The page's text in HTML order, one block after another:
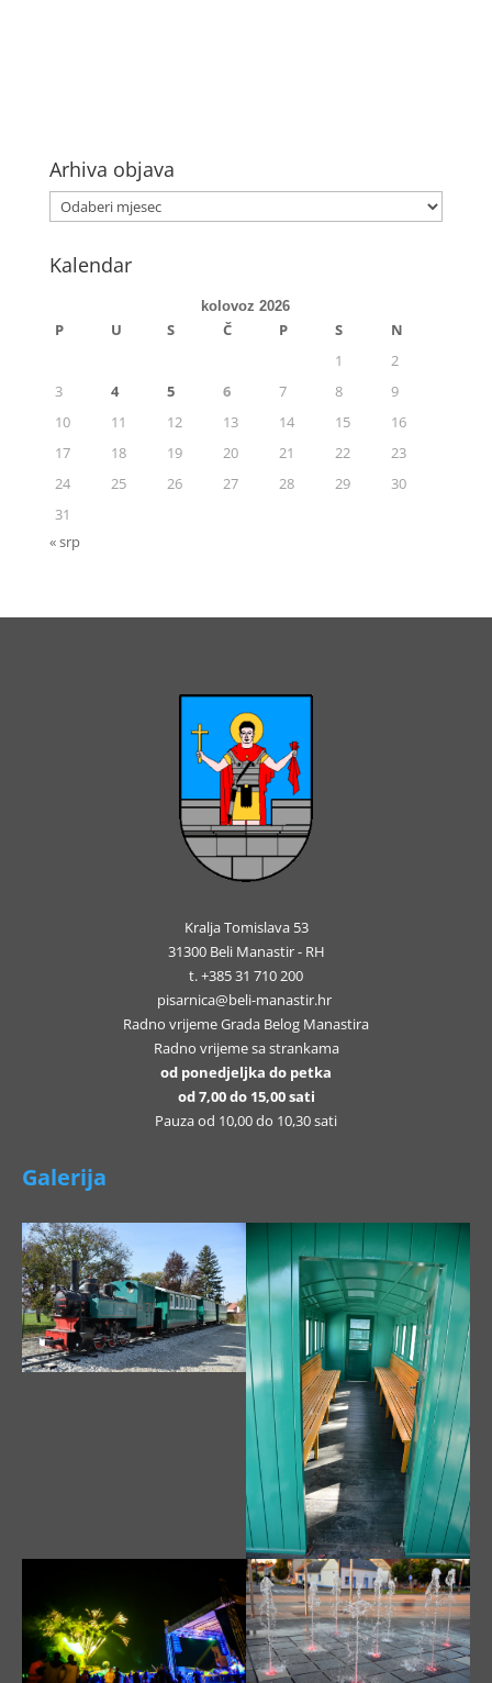
Arhiva objava
Kalendar
kolovoz 2026
P U S Č P S
N
1
2
3
4 5 6 7 8
9
10
11 12 13 14 15
16
17
18 19 20 21 22
23
24
25 26 27 28 29
30
31
« srp
Kralja Tomislava 53
31300 Beli Manastir - RH
t. +385 31 710 200
pisarnica@beli-manastir.hr
Radno vrijeme Grada Belog Manastira
Radno vrijeme sa strankama
od ponedjeljka do petka
od 7,00 do 15,00 sati
Pauza od 10,00 do 10,30 sati
Galerija